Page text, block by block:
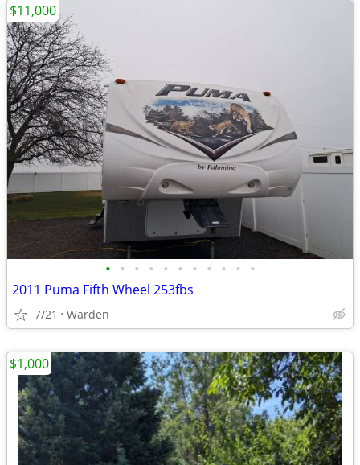
• • • • • • • • • • •
2011 Puma Fifth Wheel 253fbs
7/21 Warden
$11,000
$1,000